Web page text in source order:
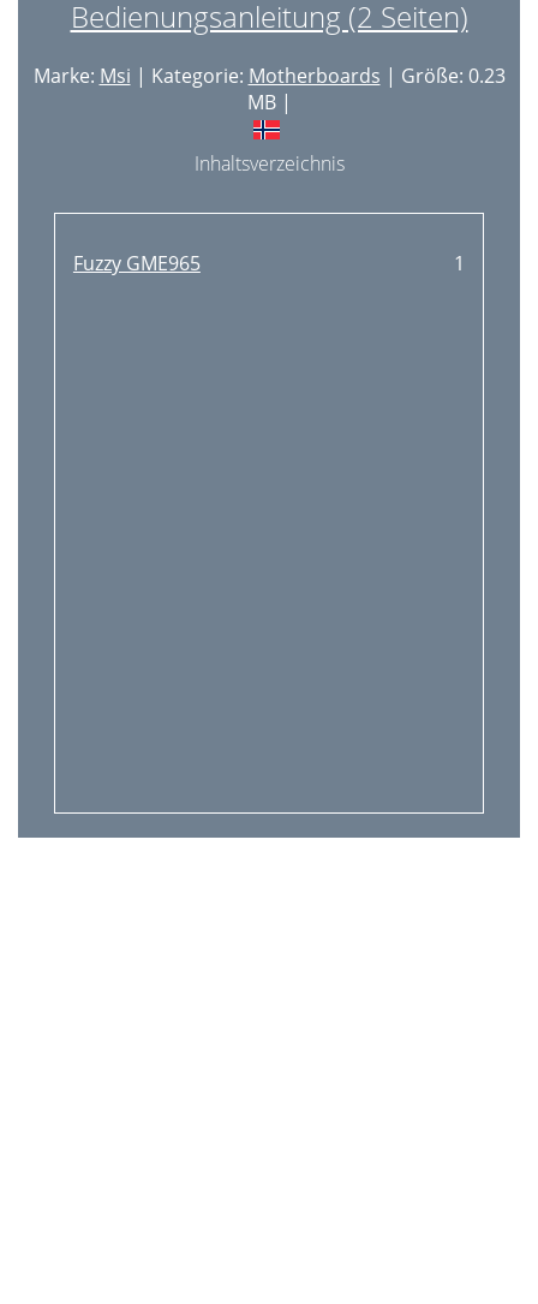
Bedienungsanleitung (2 Seiten)
Marke: Msi | Kategorie: Motherboards | Größe: 0.23
MB |
Inhaltsverzeichnis
Fuzzy GME965 1